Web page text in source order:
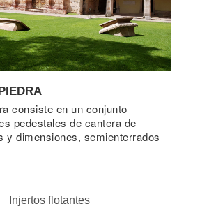
consiste en un conjunto
pedestales de cantera de
y dimensiones, semienterrados